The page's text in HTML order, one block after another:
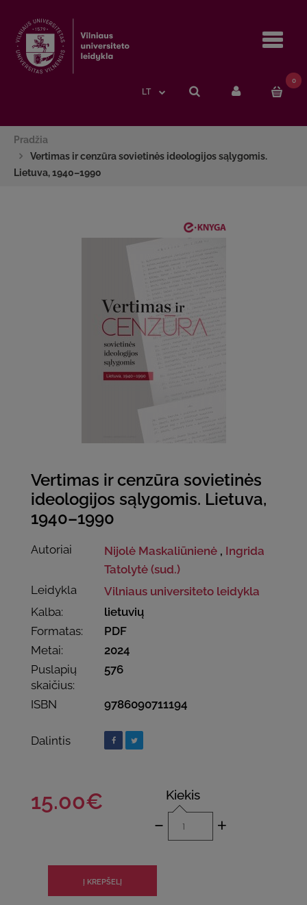
LT
0
Pradžia
Vertimas ir cenzūra sovietinės ideologijos sąlygomis.
Lietuva, 1940–1990
Vertimas ir cenzūra sovietinės
ideologijos sąlygomis. Lietuva,
1940–1990
Autoriai Nijolė Maskaliūnienė , Ingrida
Tatolytė (sud.)
Leidykla
Vilniaus universiteto leidykla
Kalba:
lietuvių
Formatas:
PDF
Metai:
2024
Puslapių
skaičius:
576
ISBN 9786090711194
Dalintis
15.00€ Kiekis
- +